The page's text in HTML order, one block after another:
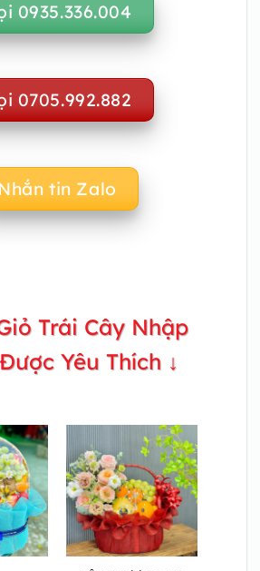
0935.336.004
0705.992.882
Nhắn tin Zalo
Trái Cây Nhập
Yêu Thích ↓